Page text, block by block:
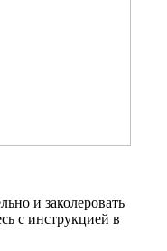
и заколеровать
с инструкцией в